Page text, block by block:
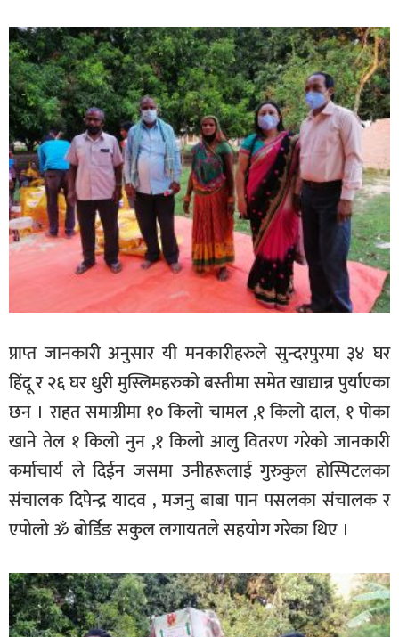
प्राप्त जानकारी अनुसार यी मनकारीहरुले सुन्दरपुरमा ३४ घर
हिंदू र २६ घर धुरी मुस्लिमहरुको बस्तीमा समेत खाद्यान्न पुर्याएका
छन । राहत समाग्रीमा १० किलो चामल ,१ किलो दाल, १ पोका
खाने तेल १ किलो नुन ,१ किलो आलु वितरण गरेको जानकारी
कर्माचार्य ले दिईन जसमा उनीहरूलाई गुरुकुल होस्पिटलका
संचालक दिपेन्द्र यादव , मजनु बाबा पान पसलका संचालक र
एपोलो ॐ बोर्डिङ सकुल लगायतले सहयोग गरेका थिए ।